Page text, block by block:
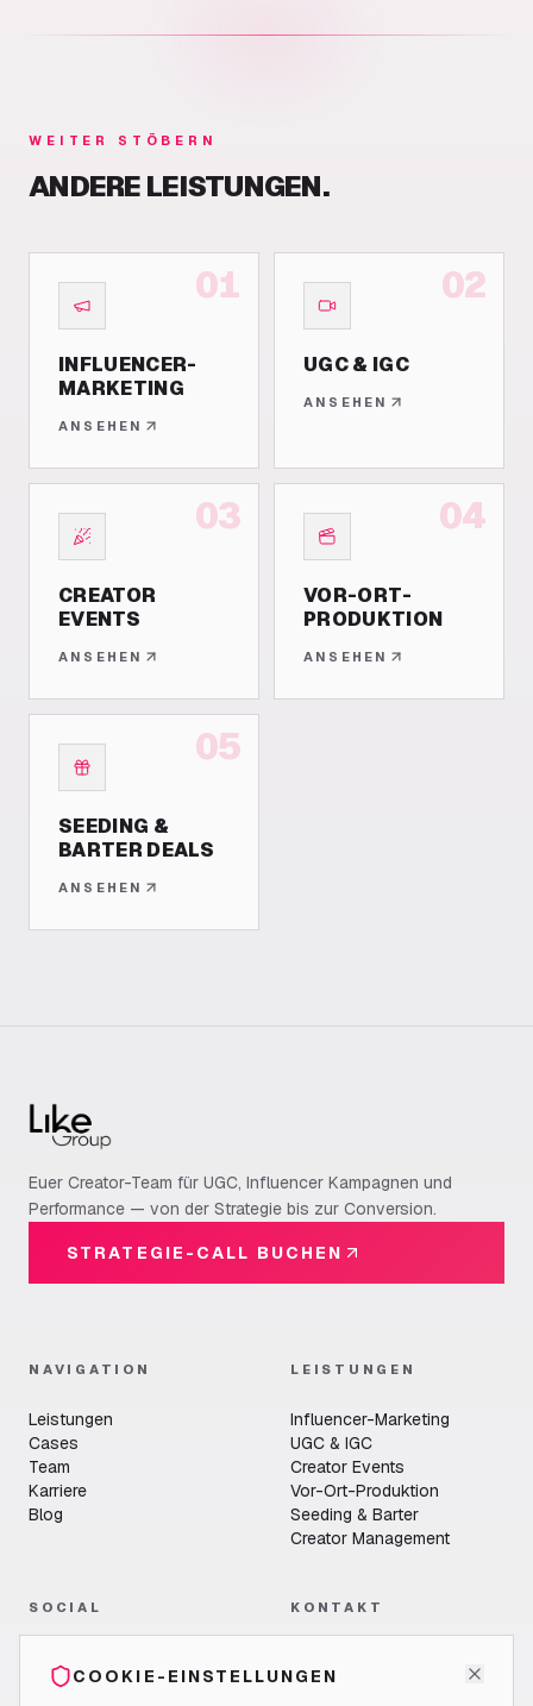
WEITER STÖBERN
ANDERE LEISTUNGEN.
01
INFLUENCER-
MARKETING
ANSEHEN
02
UGC & IGC
ANSEHEN
03
CREATOR
EVENTS
ANSEHEN
04
VOR-ORT-
PRODUKTION
ANSEHEN
05
SEEDING &
BARTER DEALS
ANSEHEN
Euer Creator-Team für UGC, Influencer Kampagnen und
Performance — von der Strategie bis zur Conversion.
STRATEGIE-CALL BUCHEN
NAVIGATION
Leistungen
Cases
Team
Karriere
Blog
LEISTUNGEN
Influencer-Marketing
UGC & IGC
Creator Events
Vor-Ort-Produktion
Seeding & Barter
Creator Management
SOCIAL KONTAKT
Jakob-Latscha-Straße 3
COOKIE-EINSTELLUNGEN